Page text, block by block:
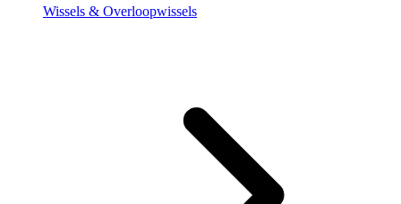
Wissels & Overloopwissels